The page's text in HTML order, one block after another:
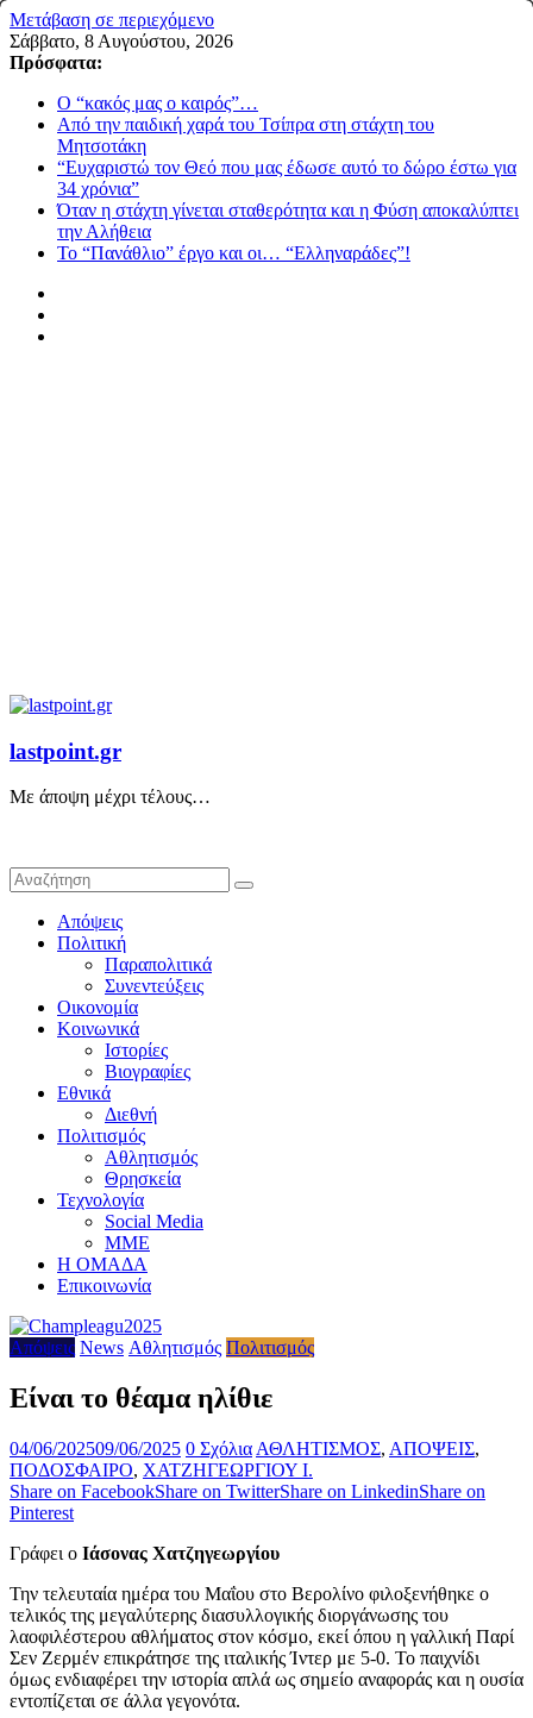
Μετάβαση σε περιεχόμενο
Σάββατο, 8 Αυγούστου, 2026
Πρόσφατα:
Ο “κακός μας ο καιρός”…
Από την παιδική χαρά του Τσίπρα στη στάχτη του
Μητσοτάκη
“Ευχαριστώ τον Θεό που μας έδωσε αυτό το δώρο έστω για
34 χρόνια”
Όταν η στάχτη γίνεται σταθερότητα και η Φύση αποκαλύπτει
την Αλήθεια
Το “Πανάθλιο” έργο και οι… “Ελληναράδες”!
lastpoint.gr
Με άποψη μέχρι τέλους…
Απόψεις
Πολιτική
Παραπολιτικά
Συνεντεύξεις
Οικονομία
Κοινωνικά
Ιστορίες
Βιογραφίες
Εθνικά
Διεθνή
Πολιτισμός
Αθλητισμός
Θρησκεία
Τεχνολογία
Social Media
ΜΜΕ
Η ΟΜΑΔΑ
Επικοινωνία
Απόψεις News Αθλητισμός Πολιτισμός
Είναι το θέαμα ηλίθιε
04/06/202509/06/2025 0 Σχόλια ΑΘΛΗΤΙΣΜΟΣ, ΑΠΟΨΕΙΣ,
ΠΟΔΟΣΦΑΙΡΟ, ΧΑΤΖΗΓΕΩΡΓΙΟΥ Ι.
Share on FacebookShare on TwitterShare on LinkedinShare on
Pinterest
Γράφει ο Ιάσονας Χατζηγεωργίου
Την τελευταία ημέρα του Μαΐου στο Βερολίνο φιλοξενήθηκε ο
τελικός της μεγαλύτερης διασυλλογικής διοργάνωσης του
λαοφιλέστερου αθλήματος στον κόσμο, εκεί όπου η γαλλική Παρί
Σεν Ζερμέν επικράτησε της ιταλικής Ίντερ με 5-0. Το παιχνίδι
όμως ενδιαφέρει την ιστορία απλά ως σημείο αναφοράς και η ουσία
εντοπίζεται σε άλλα γεγονότα.